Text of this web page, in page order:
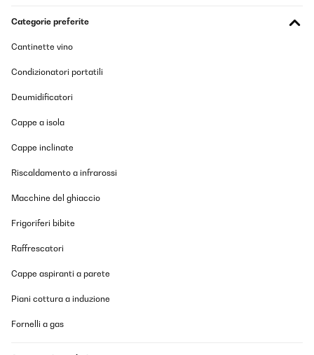
Categorie preferite
Cantinette vino
Condizionatori portatili
Deumidificatori
Cappe a isola
Cappe inclinate
Riscaldamento a infrarossi
Macchine del ghiaccio
Frigoriferi bibite
Raffrescatori
Cappe aspiranti a parete
Piani cottura a induzione
Fornelli a gas